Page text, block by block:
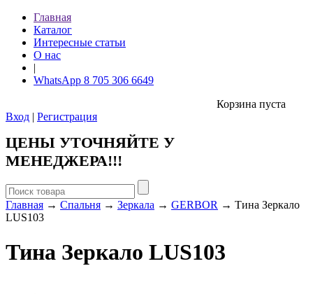
Главная
Каталог
Интересные статьи
О нас
|
WhatsApp 8 705 306 6649
Корзина пуста
Вход | Регистрация
ЦЕНЫ УТОЧНЯЙТЕ У
МЕНЕДЖЕРА!!!
Главная → Спальня → Зеркала → GERBOR → Тина Зеркало
LUS103
Тина Зеркало LUS103